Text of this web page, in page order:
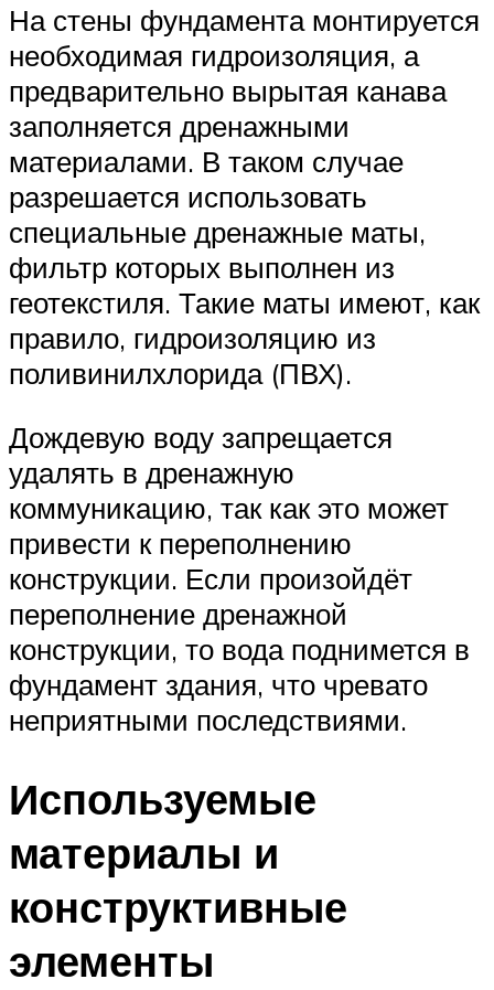
На стены фундамента монтируется
необходимая гидроизоляция, а
предварительно вырытая канава
заполняется дренажными
материалами. В таком случае
разрешается использовать
специальные дренажные маты,
фильтр которых выполнен из
геотекстиля. Такие маты имеют, как
правило, гидроизоляцию из
поливинилхлорида (ПВХ).
Дождевую воду запрещается
удалять в дренажную
коммуникацию, так как это может
привести к переполнению
конструкции. Если произойдёт
переполнение дренажной
конструкции, то вода поднимется в
фундамент здания, что чревато
неприятными последствиями.
Используемые
материалы и
конструктивные
элементы